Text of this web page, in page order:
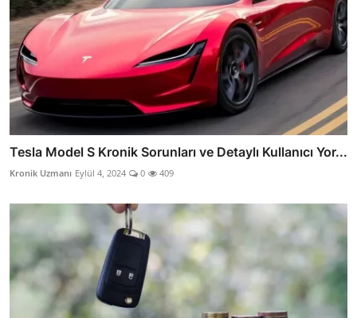
Tesla Model S Kronik Sorunları ve Detaylı Kullanıcı Yor...
Kronik Uzmanı Eylül 4, 2024 0 409